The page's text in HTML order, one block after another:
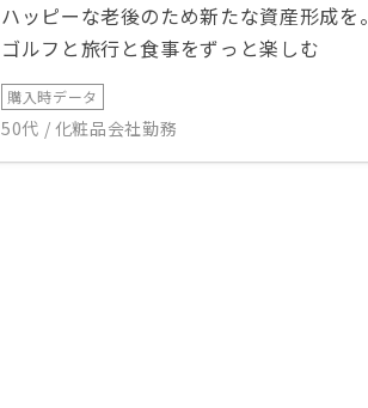
ハッピーな老後のため新たな資産形成を。
ゴルフと旅行と食事をずっと楽しむ
購入時データ
50代 / 化粧品会社勤務